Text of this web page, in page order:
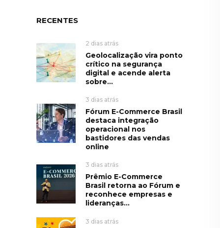
RECENTES
2 dias atrás
Geolocalização vira ponto
crítico na segurança
digital e acende alerta
sobre...
3 dias atrás
Fórum E-Commerce Brasil
destaca integração
operacional nos
bastidores das vendas
online
3 dias atrás
Prêmio E-Commerce
Brasil retorna ao Fórum e
reconhece empresas e
lideranças...
3 dias atrás